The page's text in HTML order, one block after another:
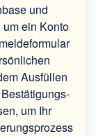
und
um ein Konto
Ausfüllen
um Ihr